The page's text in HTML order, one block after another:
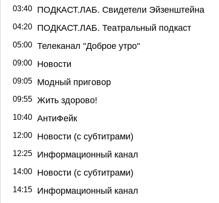
03:40 ПОДКАСТ.ЛАБ. Свидетели Эйзенштейна
04:20 ПОДКАСТ.ЛАБ. Театральный подкаст
05:00 Телеканал "Доброе утро"
09:00 Новости
09:05 Модный приговор
09:55 Жить здорово!
10:40 АнтиФейк
12:00 Новости (с субтитрами)
12:25 Информационный канал
14:00 Новости (с субтитрами)
14:15 Информационный канал